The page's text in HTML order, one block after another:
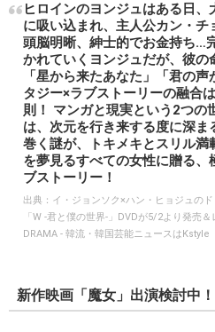
ヒロインのヨンジュはある日
に吸い込まれ、主人公カン・
頭脳明晰、紳士的でお金持ち…
かれていくヨンジュだが、彼
「星から来たあなた」「君の
タジー×ラブストーリーの融合
則！ マンガと現実という2つの
は、次元を行き来する度に深ま
巻く謎が、トキメキとスリル満
を夢見るすべての女性に贈る、
ブストーリー！
出典： イ・ジョンソク×ハン・ヒョジュの
「W -君と僕の世界-」DVDが5/2より発売
DRAMA - 韓流・韓国芸能ニュースはKstyle
新作映画「魔女」出演検討中！